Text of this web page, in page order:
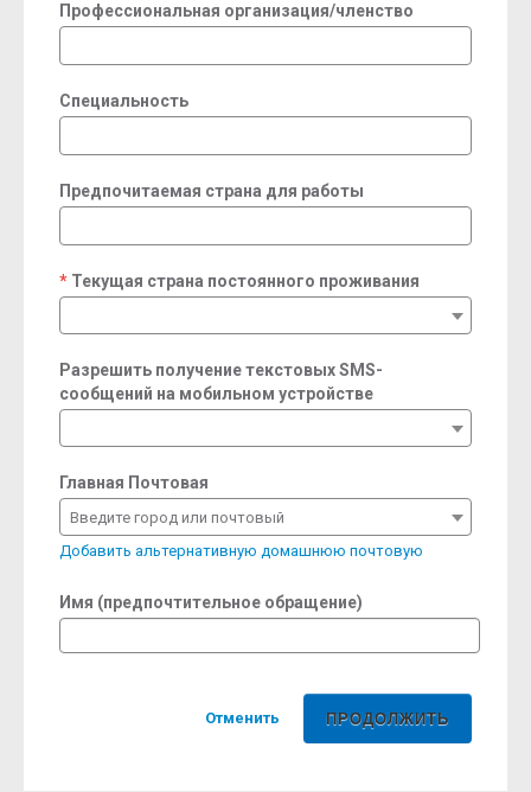
Профессиональная организация/членство
Специальность
Предпочитаемая страна для работы
Текущая страна постоянного проживания
required
Разрешить получение текстовых SMS-
сообщений на мобильном устройстве
Главная Почтовая
Введите город или почтовый
Добавить альтернативную домашнюю почтовую
Имя (предпочтительное обращение)
Отменить